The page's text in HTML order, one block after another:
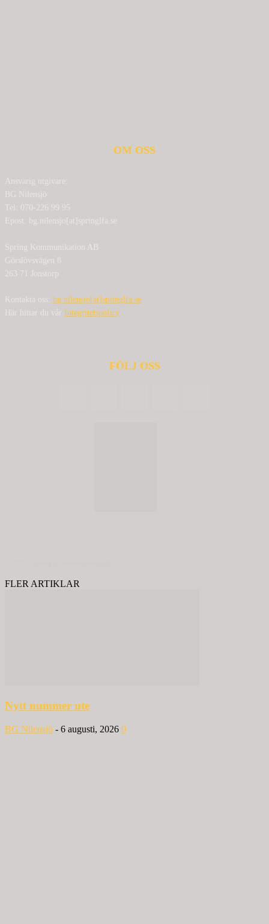
OM OSS
Ansvarig utgivare:
BG Nilensjö
Tel: 070-226 99 95
Epost: bg.nilensjo[at]springlfa.se
Spring Kommunikation AB
Görslövsvägen 8
263 71 Jonstorp
Kontakta oss: bg.nilensjo[at]springlfa.se
Här hittar du vår Integritetspolicy
FÖLJ OSS
FLER ARTIKLAR
Nytt nummer ute
BG Nilensjö - 6 augusti, 2026 0